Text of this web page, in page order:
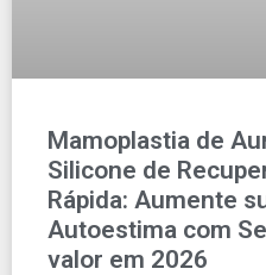
Mamoplastia de
Silicone de
Rápida: Aumente
Autoestima com
valor em 2026